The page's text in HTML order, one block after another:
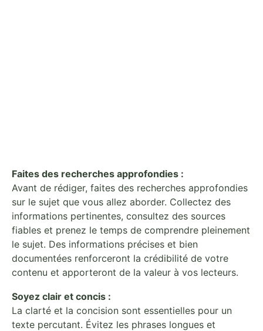
Faites des recherches approfondies :
Avant de rédiger, faites des recherches approfondies
sur le sujet que vous allez aborder. Collectez des
informations pertinentes, consultez des sources
fiables et prenez le temps de comprendre pleinement
le sujet. Des informations précises et bien
documentées renforceront la crédibilité de votre
contenu et apporteront de la valeur à vos lecteurs.
Soyez clair et concis :
La clarté et la concision sont essentielles pour un
texte percutant. Évitez les phrases longues et